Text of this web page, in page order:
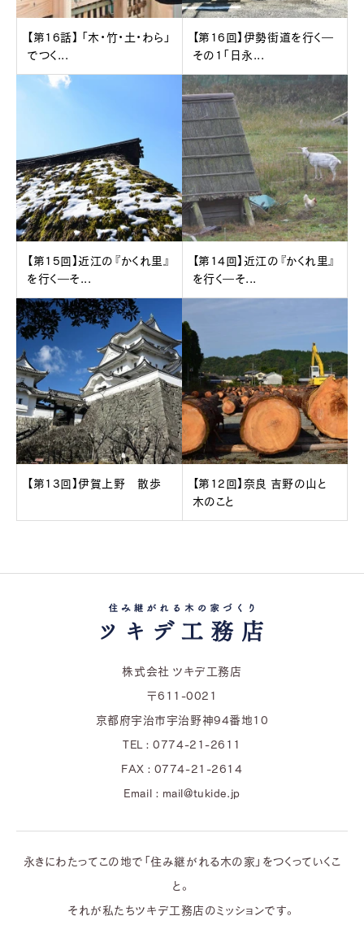
【第16話】 「木・竹・土・わら」
でつく...
【第16回】伊勢街道を行く―
その1「日永...
【第15回】近江の『かくれ里』
を行く―そ...
【第14回】近江の『かくれ里』
を行く―そ...
【第13回】伊賀上野 散歩
【第12回】奈良 吉野の山と
木のこと
株式会社 ツキデ工務店
〒611-0021
京都府宇治市宇治野神94番地10
TEL : 0774-21-2611
FAX : 0774-21-2614
Email : mail@tukide.jp
永きにわたってこの地で「住み継がれる木の家」をつくっていくこ
と。
それが私たちツキデ工務店のミッションです。